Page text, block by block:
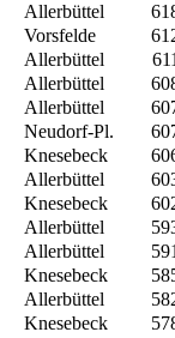
Allerbüttel
Vorsfelde
Allerbüttel 611
Allerbüttel
Allerbüttel
Neudorf-Pl.
Knesebeck
Allerbüttel
Knesebeck
Allerbüttel
Allerbüttel 591
Knesebeck
Allerbüttel
Knesebeck